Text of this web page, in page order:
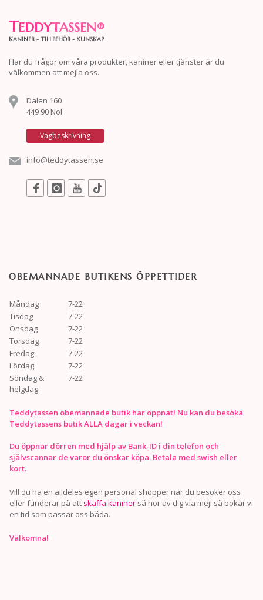
TEDDYTASSEN®
KANINER - TILLBEHÖR - KUNSKAP
Har du frågor om våra produkter, kaniner eller tjänster är du
välkommen att mejla oss.
Dalen 160
449 90 Nol
Vägbeskrivning
info@teddytassen.se
OBEMANNADE BUTIKENS ÖPPETTIDER
Måndag
7-22
Tisdag
7-22
Onsdag
7-22
Torsdag
7-22
Fredag
7-22
Lördag
7-22
Söndag &
helgdag
7-22
Teddytassen obemannade butik har öppnat! Nu kan du besöka
Teddytassens butik ALLA dagar i veckan!
Du öppnar dörren med hjälp av Bank-ID i din telefon och
självscannar de varor du önskar köpa. Betala med swish eller
kort.
Vill du ha en alldeles egen personal shopper när du besöker oss
eller funderar på att skaffa kaniner så hör av dig via mejl så bokar vi
en tid som passar oss båda.
Välkomna!